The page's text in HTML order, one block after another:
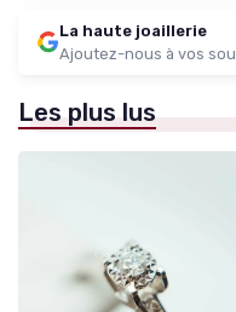
La haute joaillerie
Ajoutez-nous à vos
Les plus lus